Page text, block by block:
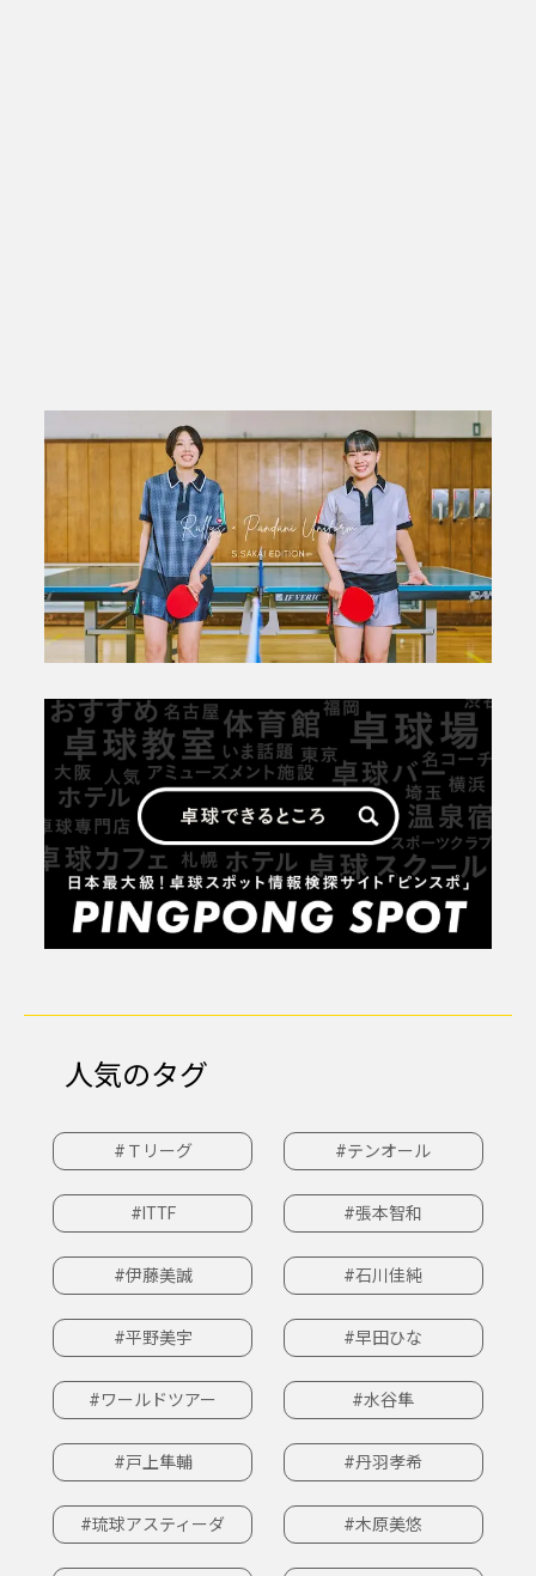
人気のタグ
#Ｔリーグ #テンオール
#ITTF #張本智和
#伊藤美誠 #石川佳純
#平野美宇 #早田ひな
#ワールドツアー #水谷隼
#戸上隼輔 #丹羽孝希
#琉球アスティーダ #木原美悠